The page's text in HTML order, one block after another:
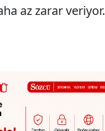
az zarar veriyor.